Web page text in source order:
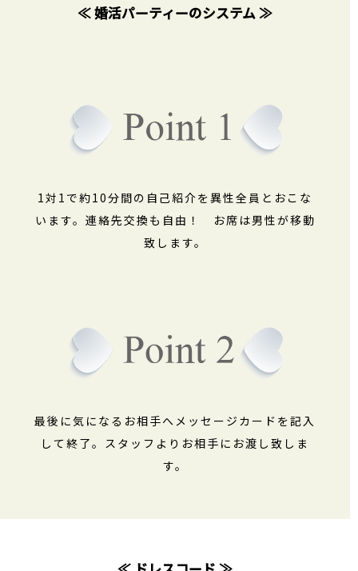
≪ 婚活パーティーのシステム ≫
1対1で約10分間の自己紹介を異性全員とおこな
います。連絡先交換も自由！ お席は男性が移動
致します。
最後に気になるお相手へメッセージカードを記入
して終了。スタッフよりお相手にお渡し致しま
す。